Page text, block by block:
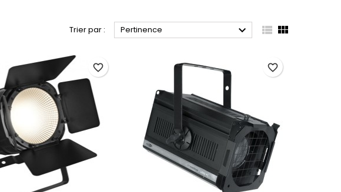
Trier par : Pertinence   
favorite_border favorite_border